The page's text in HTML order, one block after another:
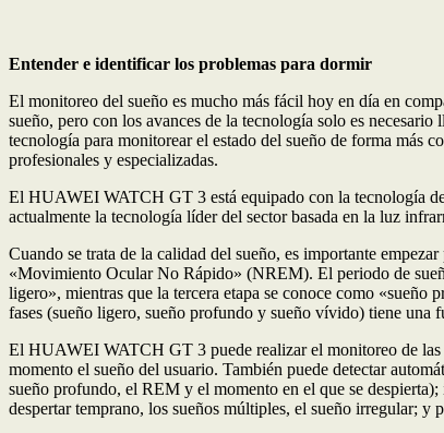
Entender e identificar los problemas para dormir
El monitoreo del sueño es mucho más fácil hoy en día en
sueño, pero con los avances de la tecnología solo es
tecnología para monitorear el estado del sueño de forma más
profesionales y especializadas.
El HUAWEI WATCH GT 3 está equipado con la tecnología
actualmente la tecnología líder del sector basada en la luz
Cuando se trata de la calidad del sueño, es importante
«Movimiento Ocular No Rápido» (NREM). El periodo de
ligero», mientras que la tercera etapa se conoce como «sueño
fases (sueño ligero, sueño profundo y sueño vívido) tiene una
El HUAWEI WATCH GT 3 puede realizar el monitoreo de las
momento el sueño del usuario. También puede detectar
sueño profundo, el REM y el momento en el que se
despertar temprano, los sueños múltiples, el sueño irregular;